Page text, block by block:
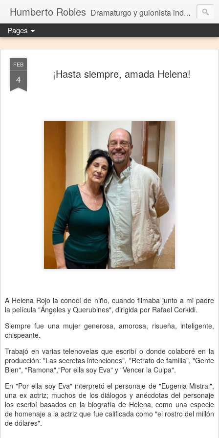
Humberto Robles Dramaturgo y guionista independiente
Pages
FEB
4 ¡Hasta siempre, amada Helena!
A Helena Rojo la conocí de niño, cuando filmaba junto a mi padre
la película "Ángeles y Querubines", dirigida por Rafael Corkidi.
Siempre fue una mujer generosa, amorosa, risueña, inteligente,
chispeante.
Trabajó en varias telenovelas que escribí o donde colaboré en la
producción: "Las secretas intenciones", "Retrato de familia", "Gente
Bien", "Ramona","Por ella soy Eva" y "Vencer la Culpa".
En "Por ella soy Eva" interpretó el personaje de "Eugenia Mistral",
una ex actriz; muchos de los diálogos y anécdotas del personaje
los escribí basados en la biografía de Helena, como una especie
de homenaje a la actriz que fue calificada como "el rostro del millón
de dólares".